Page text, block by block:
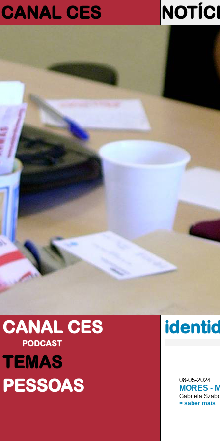
CANAL CES
CANAL CES
PODCAST
TEMAS
PESSOAS
08-05-
MORES -
Gabriela
> saber mais